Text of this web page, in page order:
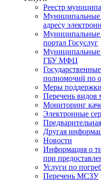
Реестр
Муниципальные
адресу
Муниципальные
портал Госуслуг
Муниципальные
ГБУ МФЦ
полномочий по
Меры
Перечень видов
Мониторинг
Электронные
Другая
Новости
Информация о
при
Услуги по
Перечень МСЗУ